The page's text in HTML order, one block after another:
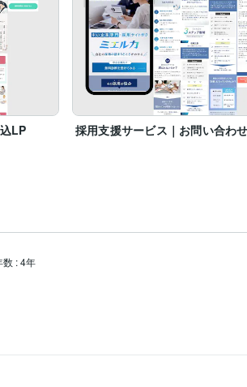
LP 採用支援サービス｜お問い合わ
数 :4年